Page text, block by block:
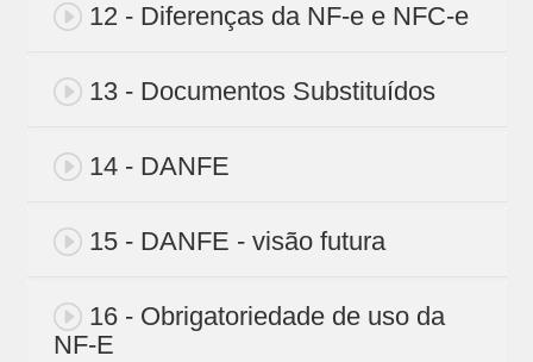
12 - Diferenças da NF-e e NFC-e
13 - Documentos Substituídos
14 - DANFE
15 - DANFE - visão futura
16 - Obrigatoriedade de uso da
NF-E